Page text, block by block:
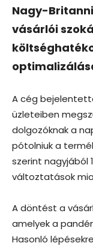
Nagy-
vásárlói
A cég
üzleteiben
dolgozóknak a
pótolniuk a
szerint nagyjából
változtatások
A döntést a
amelyek a
Hasonló